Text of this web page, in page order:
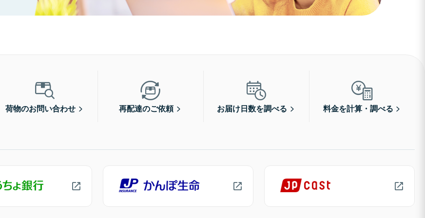
荷物のお問い合わせ 再配達のご依頼 お届け日数を調べる 料金を計算・調べる